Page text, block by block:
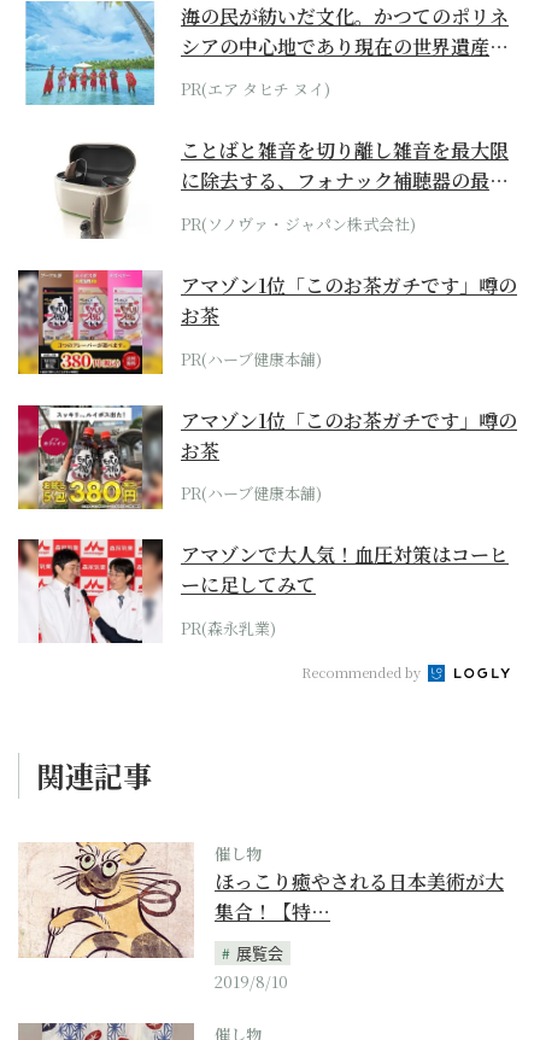
海の民が紡いだ文化。かつてのポリネ
シアの中心地であり現在の世界遺産か
らみえてくる...
PR(エア タヒチ ヌイ)
ことばと雑音を切り離し雑音を最大限
に除去する、フォナック補聴器の最上
位モデル
PR(ソノヴァ・ジャパン株式会社)
アマゾン1位「このお茶ガチです」噂の
お茶
PR(ハーブ健康本舗)
アマゾン1位「このお茶ガチです」噂の
お茶
PR(ハーブ健康本舗)
アマゾンで大人気！血圧対策はコーヒ
ーに足してみて
PR(森永乳業)
Recommended by
関連記事
催し物
ほっこり癒やされる日本美術が大
集合！【特…
展覧会
2019/8/10
催し物